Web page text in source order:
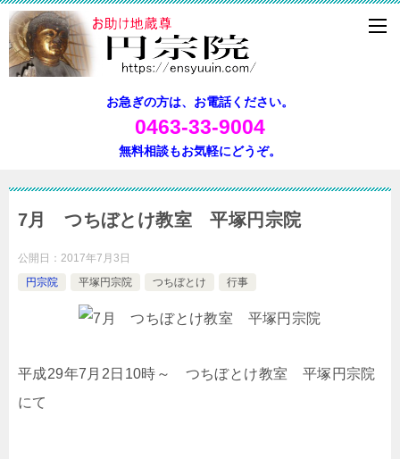
お急ぎの方は、お電話ください。
0463-33-9004
無料相談もお気軽にどうぞ。
7月 つちぼとけ教室 平塚円宗院
公開日： 2017年7月3日
円宗院
平塚円宗院 つちぼとけ 行事
平成29年7月2日10時～ つちぼとけ教室 平塚円宗院
にて